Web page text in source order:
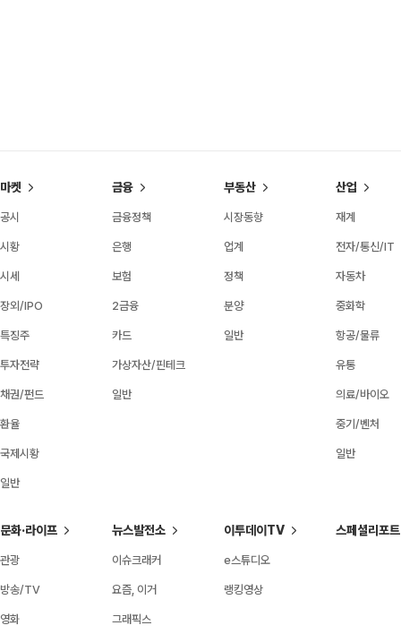
마켓
공시
시황
시세
장외/IPO
특징주
투자전략
채권/펀드
환율
국제시황
일반
금융
금융정책
은행
보험
2금융
카드
가상자산/핀테크
일반
부동산
시장동향
업계
정책
분양
일반
산업
재계
전자/통신/IT
자동차
중화학
항공/물류
유통
의료/바이오
중기/벤처
일반
문화·라이프
관광
방송/TV
영화
뉴스발전소
이슈크래커
요즘, 이거
그래픽스
이투데이TV
e스튜디오
랭킹영상
스페셜리포트